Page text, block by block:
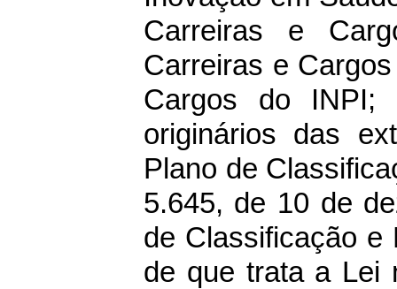
Carreiras e
Carreiras e
Cargos do INPI;
originários das
Plano de
5.645, de 10 de
de Classificação e
de que trata a Lei